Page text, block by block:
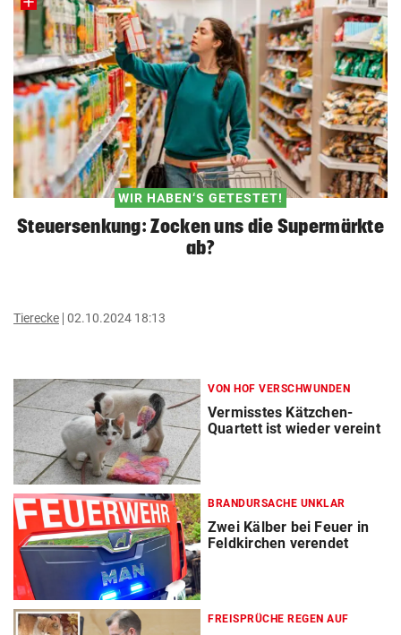
WIR HABEN‘S GETESTET!
Steuersenkung: Zocken uns die Supermärkte
ab?
Tierecke 02.10.2024 18:13
VON HOF VERSCHWUNDEN
Vermisstes Kätzchen-
Quartett ist wieder vereint
BRANDURSACHE UNKLAR
Zwei Kälber bei Feuer in
Feldkirchen verendet
FREISPRÜCHE REGEN AUF